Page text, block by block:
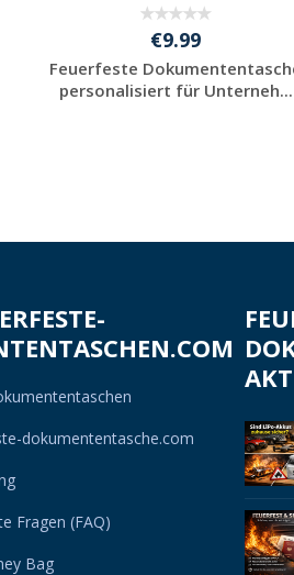
€9.99
Feuerfeste
personalisiert für Unterneh...
dokumententasche.com
Fragen (FAQ)
Bag